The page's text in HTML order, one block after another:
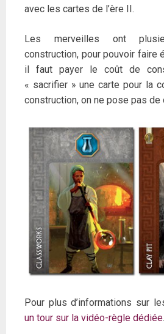
avec les cartes de l’ère II.
Les merveilles ont
construction, pour pouvoir faire
il faut payer le coût de
« sacrifier » une carte pour la
construction, on ne pose pas de
Pour plus d’informations sur
un tour sur la vidéo-règle dédiée.